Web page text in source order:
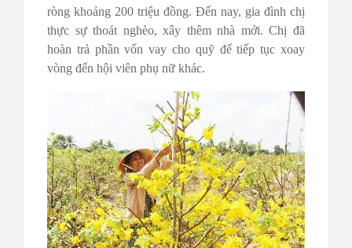
ròng khoảng 200 triệu đồng. Đến nay, gia đình chị
thực sự thoát nghèo, xây thêm nhà mới. Chị đã
hoàn trả phần vốn vay cho quỹ để tiếp tục xoay
vòng đến hội viên phụ nữ khác.